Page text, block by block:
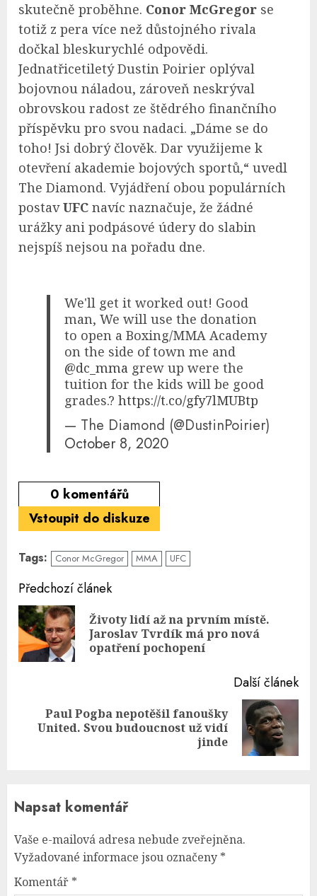
skutečně proběhne. Conor McGregor se
totiž z pera více než důstojného rivala
dočkal bleskurychlé odpovědi.
Jednatřicetiletý Dustin Poirier oplýval
bojovnou náladou, zároveň neskrýval
obrovskou radost ze štědrého finančního
příspěvku pro svou nadaci. „Dáme se do
toho! Jsi dobrý člověk. Dar využijeme k
otevření akademie bojových sportů,“ uvedl
The Diamond. Vyjádření obou populárních
postavUFC navíc naznačuje, že žádné
urážky ani podpásové údery do slabin
nejspíš nejsou na pořadu dne.
We'll get it worked out! Good
man, We will use the donation
to open a Boxing/MMA Academy
on the side of town me and
@dc_mma grew up were the
tuition for the kids will be good
grades.?https://t.co/gfy7lMUBtp
— The Diamond (@DustinPoirier)
October 8, 2020
0 komentářů
Vstoupit do diskuze
Tags: Conor McGregor MMA UFC
Continue
Reading
Předchozí článek
Životy lidí až na prvním místě.
Jaroslav Tvrdík má pro nová
opatření pochopení
Další článek
Next
Paul Pogba nepotěšil fanoušky
United. Svou budoucnost už vidí
jinde
Napsat komentář
Vaše e-mailová adresa nebude zveřejněna.
Vyžadované informace jsou označeny *
Komentář *